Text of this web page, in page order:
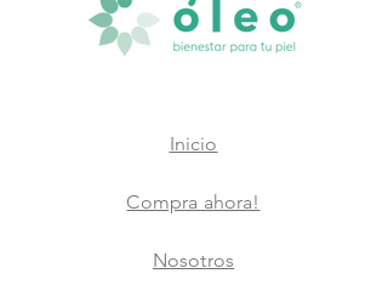
Inicio
Compra ahora!
Nosotros